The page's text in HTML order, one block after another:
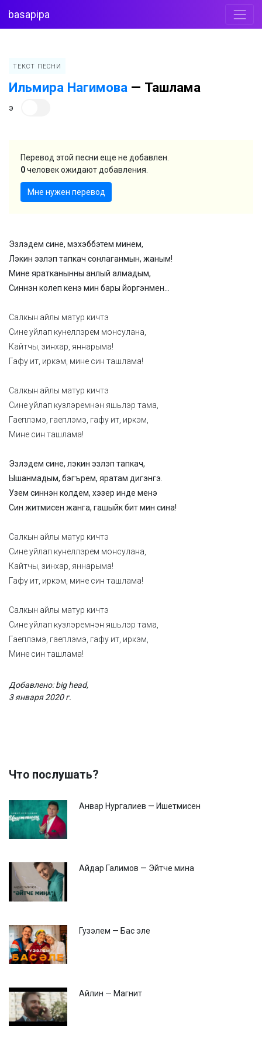
basapipa
ТЕКСТ ПЕСНИ
Ильмира Нагимова — Ташлама
э
Перевод этой песни еще не добавлен.
0человек ожидают добавления.
Мне нужен перевод
Эзлэдем сине, мэхэббэтем минем,
Лэкин эзлэп тапкач сонлаганмын, жаным!
Мине яратканынны анлый алмадым,
Синнэн колеп кенэ мин бары йоргэнмен…
Салкын айлы матур кичтэ
Сине уйлап кунеллэрем монсулана,
Кайтчы, зинхар, яннарыма!
Гафу ит, иркэм, мине син ташлама!
Салкын айлы матур кичтэ
Сине уйлап кузлэремнэн яшьлэр тама,
Гаеплэмэ, гаеплэмэ, гафу ит, иркэм,
Мине син ташлама!
Эзлэдем сине, лэкин эзлэп тапкач,
Ышанмадым, бэгърем, яратам дигэнгэ.
Узем синнэн колдем, хэзер инде менэ
Син житмисен жанга, гашыйк бит мин сина!
Салкын айлы матур кичтэ
Сине уйлап кунеллэрем монсулана,
Кайтчы, зинхар, яннарыма!
Гафу ит, иркэм, мине син ташлама!
Салкын айлы матур кичтэ
Сине уйлап кузлэремнэн яшьлэр тама,
Гаеплэмэ, гаеплэмэ, гафу ит, иркэм,
Мине син ташлама!
Добавлено: big head,
3 января 2020 г.
Что послушать?
Анвар Нургалиев — Ишетмисен
Айдар Галимов — Эйтче мина
Гузэлем — Бас эле
Айлин — Магнит